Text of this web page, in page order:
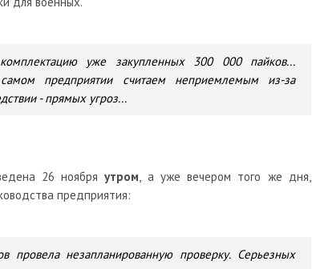
уже закупленных 300 000 пайков...
предприятии считаем неприемлемым из-за
- прямых угроз...
26 ноябряутром, а уже вечером того же дня,
предприятия:
незапланированную проверку. Серьезных